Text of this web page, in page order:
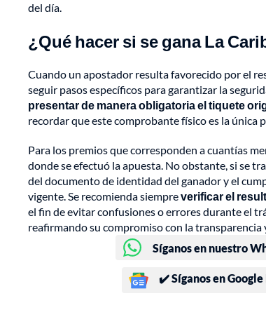
del día.
¿Qué hacer si se gana La
Cuando un apostador resulta favorecido por el
seguir pasos específicos para garantizar la
presentar de manera obligatoria el tiquete
recordar que este comprobante físico es la
Para los premios que corresponden a cuantías
donde se efectuó la apuesta. No obstante, si se
del documento de identidad del ganador y el
vigente. Se recomienda siempreverificar el
el fin de evitar confusiones o errores durante el
reafirmando su compromiso con la transparencia
Síganos en nuestro
✔️ Síganos en